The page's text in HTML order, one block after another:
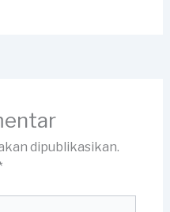
dipublikasikan.